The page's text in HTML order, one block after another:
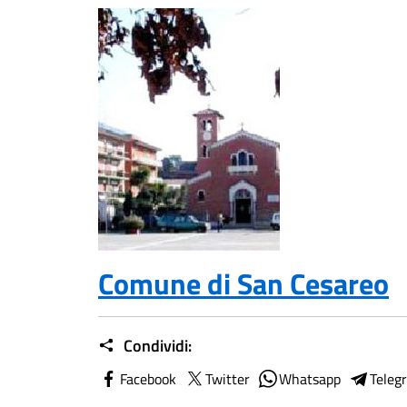
Comune di San Cesareo
Condividi:
Facebook Twitter Whatsapp